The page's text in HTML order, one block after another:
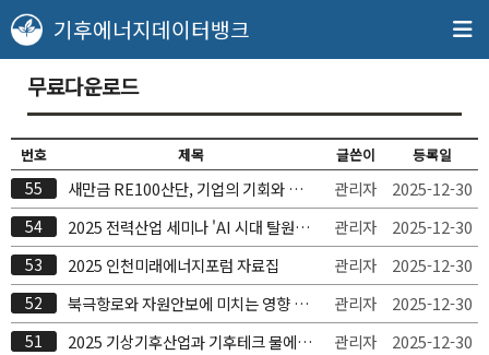
기후에너지데이터뱅크
무료다운로드
번호 제목 글쓴이 등록일
55
새만금 RE100산단, 기업의 기회와 도
전 국회세미나 자료집
관리자 2025-12-30
54
2025 전력산업 세미나 'AI 시대 탈원전
탈가스 정책의 문제점과 개선방안' 자료
집
관리자 2025-12-30
53 2025 인천미래에너지포럼 자료집 관리자 2025-12-30
52
북극항로와 자원안보에 미치는 영향 국
회세미나 자료집
관리자 2025-12-30
51
2025 기상기후산업과 기후테크 물에너
관리자 2025-12-30